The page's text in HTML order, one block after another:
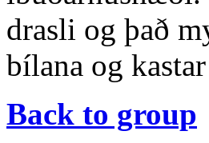
drasli og það
bílana og
Back to group